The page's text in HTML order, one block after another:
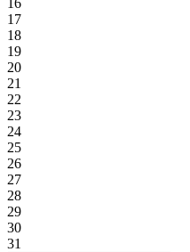
17
18
19
20
21
22
23
24
25
26
27
28
29
30
31